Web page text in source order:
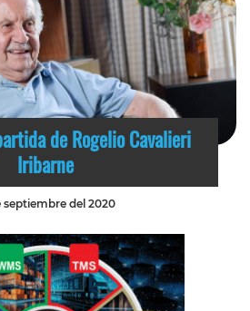
de Rogelio Cavalieri
Iribarne
septiembre del 2020